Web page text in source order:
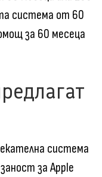
система от 60
за 60 месеца
система
за Apple